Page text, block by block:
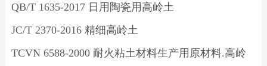
QB/T 1635-2017 日用陶瓷用高岭土
JC/T 2370-2016 精细高岭土
TCVN 6588-2000 耐火粘土材料生产用原材料.高岭